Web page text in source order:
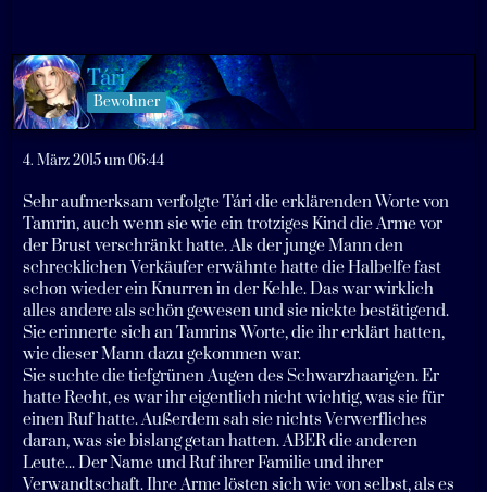
Tári
Bewohner
4. März 2015 um 06:44
Sehr aufmerksam verfolgte Tári die erklärenden Worte von
Tamrin, auch wenn sie wie ein trotziges Kind die Arme vor
der Brust verschränkt hatte. Als der junge Mann den
schrecklichen Verkäufer erwähnte hatte die Halbelfe fast
schon wieder ein Knurren in der Kehle. Das war wirklich
alles andere als schön gewesen und sie nickte bestätigend.
Sie erinnerte sich an Tamrins Worte, die ihr erklärt hatten,
wie dieser Mann dazu gekommen war.
Sie suchte die tiefgrünen Augen des Schwarzhaarigen. Er
hatte Recht, es war ihr eigentlich nicht wichtig, was sie für
einen Ruf hatte. Außerdem sah sie nichts Verwerfliches
daran, was sie bislang getan hatten. ABER die anderen
Leute... Der Name und Ruf ihrer Familie und ihrer
Verwandtschaft. Ihre Arme lösten sich wie von selbst, als es